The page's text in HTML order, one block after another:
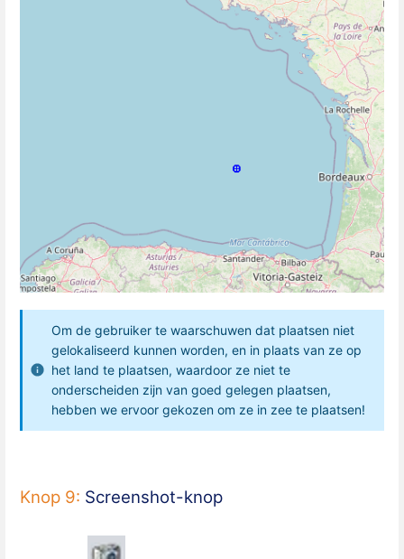
Om de gebruiker te waarschuwen dat plaatsen niet
gelokaliseerd kunnen worden, en in plaats van ze op
het land te plaatsen, waardoor ze niet te
onderscheiden zijn van goed gelegen plaatsen,
hebben we ervoor gekozen om ze in zee te plaatsen!
Knop 9: Screenshot-knop